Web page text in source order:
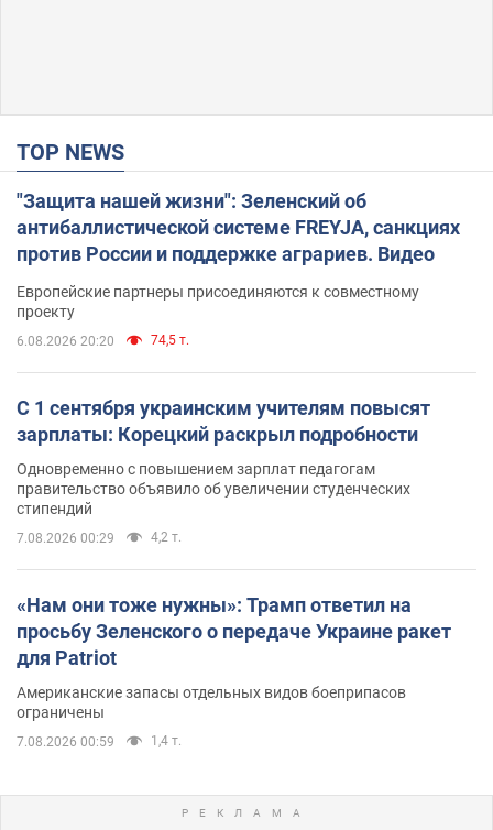
TOP NEWS
"Защита нашей жизни": Зеленский об
антибаллистической системе FREYJA, санкциях
против России и поддержке аграриев. Видео
Европейские партнеры присоединяются к совместному
проекту
6.08.2026 20:20 74,5 т.
С 1 сентября украинским учителям повысят
зарплаты: Корецкий раскрыл подробности
Одновременно с повышением зарплат педагогам
правительство объявило об увеличении студенческих
стипендий
7.08.2026 00:29 4,2 т.
«Нам они тоже нужны»: Трамп ответил на
просьбу Зеленского о передаче Украине ракет
для Patriot
Американские запасы отдельных видов боеприпасов
ограничены
7.08.2026 00:59 1,4 т.